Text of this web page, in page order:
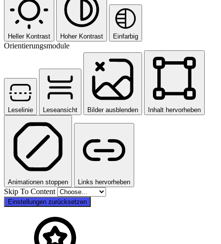
Heller Kontrast Hoher Kontrast Einfarbig
Orientierungsmodule
Leselinie Leseansicht Bilder ausblenden Inhalt hervorheben
Animationen stoppen Links hervorheben
Skip To Content
Einstellungen zurücksetzen